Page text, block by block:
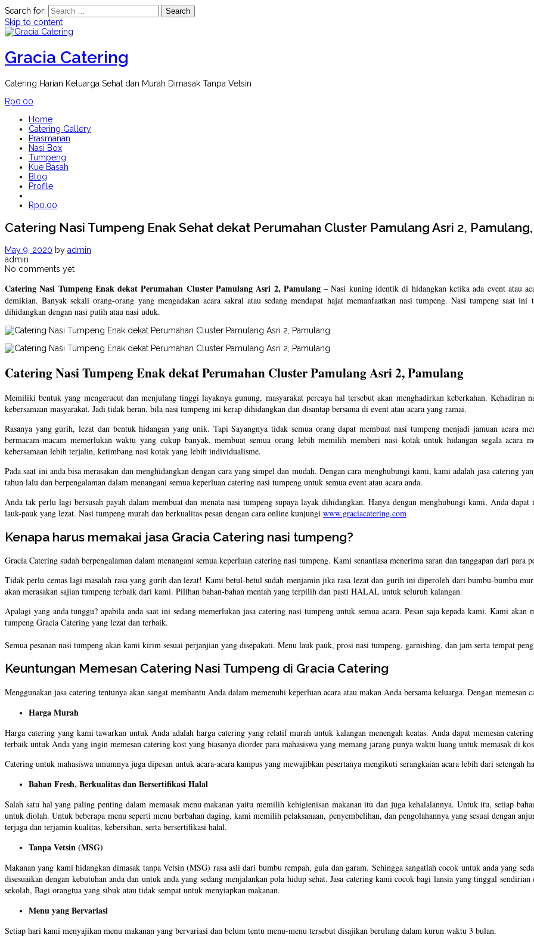
Search for:
Skip to content
Gracia Catering
Catering Harian Keluarga Sehat dan Murah Dimasak Tanpa Vetsin
Rp0.00
Home
Catering Gallery
Prasmanan
Nasi Box
Tumpeng
Kue Basah
Blog
Profile
Rp0.00
Catering Nasi Tumpeng Enak Sehat dekat Perumahan Cluster Pamulang Asri 2,
May 9, 2020 by admin
admin
No comments yet
Catering Nasi Tumpeng Enak dekat Perumahan Cluster Pamulang Asri 2, Pamulang– Nasi kuning identik di hidangkan ketika ada event atau
demikian. Banyak sekali orang-orang yang mengadakan acara sakral atau sedang mendapat hajat memanfaatkan nasi tumpeng. Nasi tumpeng saat
dihidangkan dengan nasi putih atau nasi uduk.
Catering Nasi Tumpeng Enak dekat Perumahan Cluster Pamulang Asri 2, Pamulang
Memiliki bentuk yang mengerucut dan menjulang tinggi layaknya gunung, masyarakat percaya hal tersebut akan menghadirkan keberkahan. Kehadiran
kebersamaan masyarakat. Jadi tidak heran, bila nasi tumpeng ini kerap dihidangkan dan disantap bersama di event atau acara yang ramai.
Rasanya yang gurih, lezat dan bentuk hidangan yang unik. Tapi Sayangnya tidak semua orang dapat membuat nasi tumpeng menjadi jamuan acara
bermacam-macam memerlukan waktu yang cukup banyak, membuat semua orang lebih memilih memberi nasi kotak untuk hidangan segala acara
kebersamaan lebih terjalin, ketimbang nasi kotak yang lebih individualisme.
Pada saat ini anda bisa merasakan dan menghidangkan dengan cara yang simpel dan mudah. Dengan cara menghubungi kami, kami adalah jasa catering
tahun lalu dan berpengalaman dalam menangani semua keperluan catering nasi tumpeng untuk semua event atau acara anda.
Anda tak perlu lagi bersusah payah dalam membuat dan menata nasi tumpeng supaya layak dihidangkan. Hanya dengan menghubungi kami, Anda
lauk-pauk yang lezat. Nasi tumpeng murah dan berkualitas pesan dengan cara online kunjungi www.graciacatering.com
Kenapa harus memakai jasa Gracia Catering nasi tumpeng?
Gracia Catering sudah berpengalaman dalam menangani semua keperluan catering nasi tumpeng. Kami senantiasa menerima saran dan tanggapan dari
Tidak perlu cemas lagi masalah rasa yang gurih dan lezat! Kami betul-betul sudah menjamin jika rasa lezat dan gurih ini diperoleh dari bumbu-bumbu
akan merasakan sajian tumpeng terbaik dari kami. Pilihan bahan-bahan mentah yang terpilih dan pasti HALAL untuk seluruh kalangan.
Apalagi yang anda tunggu? apabila anda saat ini sedang memerlukan jasa catering nasi tumpeng untuk semua acara. Pesan saja kepada kami. Kami
tumpeng Gracia Catering yang lezat dan terbaik.
Semua pesanan nasi tumpeng akan kami kirim sesuai perjanjian yang disepakati. Menu lauk pauk, prosi nasi tumpeng, garnishing, dan jam serta tempat
Keuntungan Memesan Catering Nasi Tumpeng di Gracia Catering
Menggunakan jasa catering tentunya akan sangat membantu Anda dalam memenuhi keperluan acara atau makan Anda bersama keluarga. Dengan
Harga Murah
Harga catering yang kami tawarkan untuk Anda adalah harga catering yang relatif murah untuk kalangan menengah keatas. Anda dapat memesan
terbaik untuk Anda yang ingin memesan catering kost yang biasanya diorder para mahasiswa yang memang jarang punya waktu luang untuk memasak di
Catering untuk mahasiswa umumnya juga dipesan untuk acara-acara kampus yang mewajibkan pesertanya mengikuti serangkaian acara lebih dari setengah
Bahan Fresh, Berkualitas dan Bersertifikasi Halal
Salah satu hal yang paling penting dalam memasak menu makanan yaitu memilih kehigienisan makanan itu dan juga kehalalannya. Untuk itu, setiap
untuk diolah. Untuk beberapa menu seperti menu berbahan daging, kami memilih pelaksanaan, penyembelihan, dan pengolahannya yang sesuai dengan
terjaga dan terjamin kualitas, kebersihan, serta bersertifikasi halal.
Tanpa Vetsin (MSG)
Makanan yang kami hidangkan dimasak tanpa Vetsin (MSG) rasa asli dari bumbu rempah, gula dan garam. Sehingga sangatlah cocok untuk anda yang
disesuaikan dengan kebutuhan anda dan untuk anda yang sedang menjalankan pola hidup sehat. Jasa catering kami cocok bagi lansia yang tinggal
sekolah, Bagi orangtua yang sibuk atau tidak sempat untuk menyiapkan makanan.
Menu yang Bervariasi
Setiap hari kami menyajikan menu makanan yang bervariasi dan belum tentu menu-menu tersebut disajikan berulang dalam kurun waktu 3 bulan.